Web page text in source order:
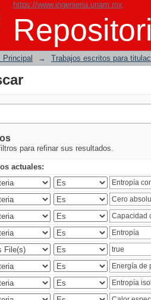
https://www.ingenieria.unam.mx
Principal → Trabajos escritos para
para refinar sus resultados.
actuales: